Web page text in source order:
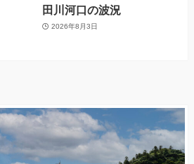
田川河口の波況
2026年8月3日